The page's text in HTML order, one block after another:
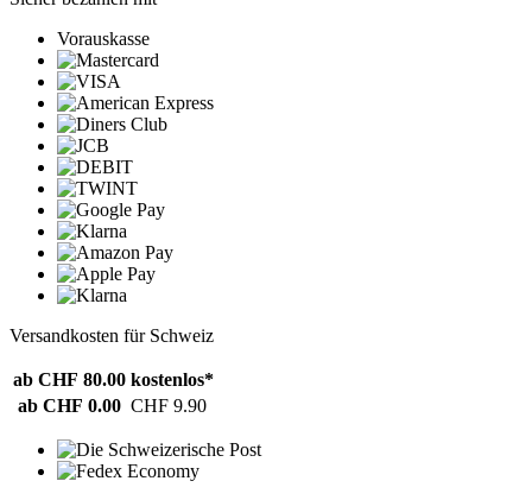
Vorauskasse
Versandkosten für Schweiz
ab CHF 80.00 kostenlos*
ab CHF 0.00 CHF 9.90